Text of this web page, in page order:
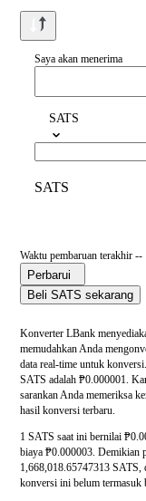
Saya akan menerima
SATS
SATS
Waktu pembaruan terakhir --
Perbarui
Beli SATS sekarang
Konverter LBank
memudahkan Anda
data real-time untuk
SATS adalah ₱0.000001.
sarankan Anda memeriksa
hasil konversi terbaru.
1 SATS saat ini bernilai
biaya ₱0.000003. Demikian
1,668,018.65747313
konversi ini belum termasuk